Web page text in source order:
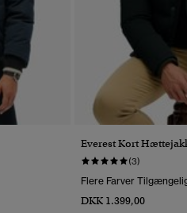
Everest Kort
(3)
Flere Farver
DKK 1.399,00